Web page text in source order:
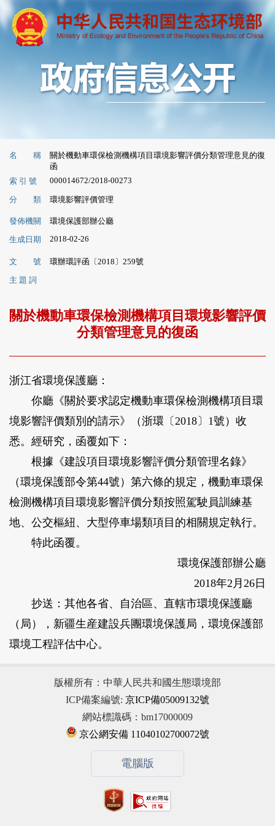
名 稱
關於機動車環保檢測機構項目環境影響評價分類管理意見的復
函
索 引 號
000014672/2018-00273
分 類 環境影響評價管理
發佈機關
環境保護部辦公廳
生成日期
2018-02-26
文 號
環辦環評函〔2018〕259號
主 題 詞
關於機動車環保檢測機構項目環境影響評價
分類管理意見的復函
浙江省環境保護廳：
你廳《關於要求認定機動車環保檢測機構項目環
境影響評價類別的請示》（浙環〔2018〕1號）收
悉。經研究，函覆如下：
根據《建設項目環境影響評價分類管理名錄》
（環境保護部令第44號）第六條的規定，機動車環保
檢測機構項目環境影響評價分類按照駕駛員訓練基
地、公交樞紐、大型停車場類項目的相關規定執行。
特此函覆。
環境保護部辦公廳
2018年2月26日
抄送：其他各省、自治區、直轄市環境保護廳
（局），新疆生産建設兵團環境保護局，環境保護部
環境工程評估中心。
版權所有：中華人民共和國生態環境部
ICP備案編號: 京ICP備05009132號
網站標識碼：bm17000009
京公網安備 11040102700072號
電腦版